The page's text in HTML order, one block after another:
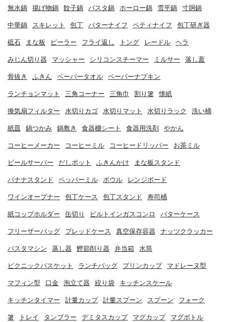
無水鍋 揚げ物鍋 餃子鍋 パスタ鍋 ホーロー鍋 雪平鍋 寸胴鍋
中華鍋 スキレット 包丁 バターナイフ ペティナイフ 包丁研ぎ器
砥石 まな板 ピーラー フライ返し トング レードル ヘラ
みじん切り器 マッシャー シリコンスチーマー ミルサー 落し蓋
骨抜き ふきん ペーパータオル ペーパーナプキン
ランチョンマット 三角コーナー 三角巾 割り箸 懐紙
換気扇フィルター 水切りカゴ 水切りマット 水切りラック 洗い桶
紙皿 鍋つかみ 鍋敷き 食器棚シート 食器用洗剤 やかん
コーヒーメーカー コーヒーミル コーヒードリッパー お茶ミル
ビールサーバー だしポット ふきんかけ まな板スタンド
バナナスタンド ペッパーミル ボウル レンジボード
ワインオープナー 包丁ケース 包丁スタンド 寿司桶
紙コップホルダー 缶切り ビルトインガスコンロ バターケース
フリーザーバッグ ブレッドケース 真空保存容器 ナッツクラッカー
パスタマシン 蒸し器 鰹節削り器 弁当箱 水筒
ピクニックバスケット ランチバッグ プリンカップ マドレーヌ型
マフィン型 口金 泡立て器 絞り袋 キッチンスケール
キッチンタイマー 計量カップ 計量スプーン スプーン フォーク
箸 トレイ タンブラー デミタスカップ マグカップ マグボトル